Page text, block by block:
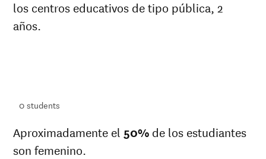
los centros educativos de tipo pública, 2
años.
0students
Aproximadamente el 50% de los estudiantes
son femenino.